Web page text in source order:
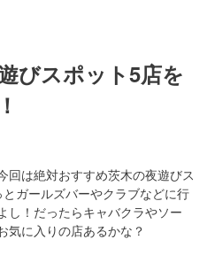
びスポット5店を
回は絶対おすすめ茨木の夜遊びス
ガールズバーやクラブなどに行
し！だったらキャバクラやソー
気に入りの店あるかな？